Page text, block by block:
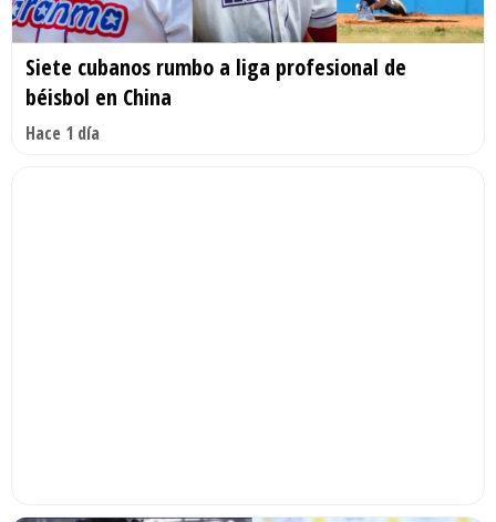
Siete cubanos rumbo a liga profesional de
béisbol en China
Hace 1 día